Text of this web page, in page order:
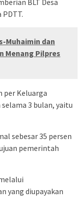
BLT Desa
Muhaimin dan
Menang Pilpres
per Keluarga
3 bulan, yaitu
sebesar 35 persen
pemerintah
yang diupayakan